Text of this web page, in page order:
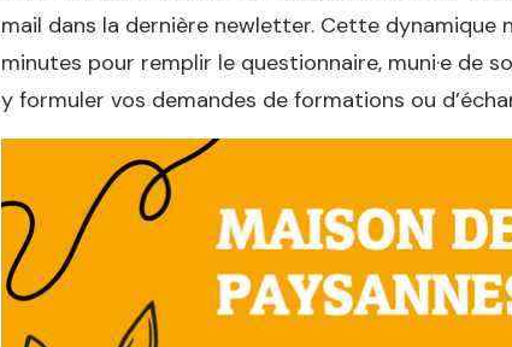
mail dans la dernière newletter. Cette dynamique
minutes pour remplir le questionnaire, muni·e de
y formuler vos demandes de formations ou